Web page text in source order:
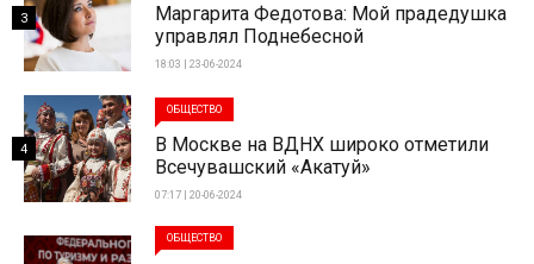
Маргарита Федотова: Мой прадедушка
управлял Поднебесной
18:03 | 23-06-2024
3
ОБЩЕСТВО
В Москве на ВДНХ широко отметили
Всечувашский «Акатуй»
07:17 | 20-06-2024
4
ОБЩЕСТВО